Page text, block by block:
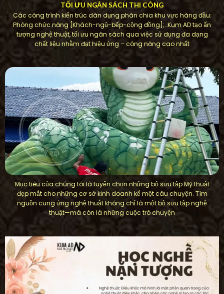
TỐI ƯU NGÂN SÁCH THI CÔNG
Các công trình kiến ​​trúc dân dụng phân chia khu vực hàng đầu:
Phòng chức năng [Khách-ngủ-bếp-cộng đồng];…Kum AD tạo ấn
tượng nghệ thuật, tối ưu ngân sách qua việc sử dụng đa dạng
chất liệu nhằm đạt hiệu ứng – công năng cao nhất
Mục tiêu của chúng tôi là tuyển chọn những bộ sưu tập Mỹ thuật
đẹp mắt cho những cơ sở kinh doanh kể một câu chuyện. Tìm
nguồn cung ứng nghệ thuật không chỉ là một bộ sưu tập nghệ
thuật—mà còn là những cuộc trò chuyện